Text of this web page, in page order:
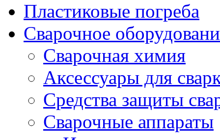
Пластиковые погреба
Сварочное
Сварочная химия
Аксессуары для
Средства защиты
Сварочные аппараты